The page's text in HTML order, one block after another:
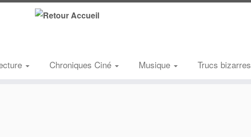
Chroniques Ciné Musique Trucs bizarres